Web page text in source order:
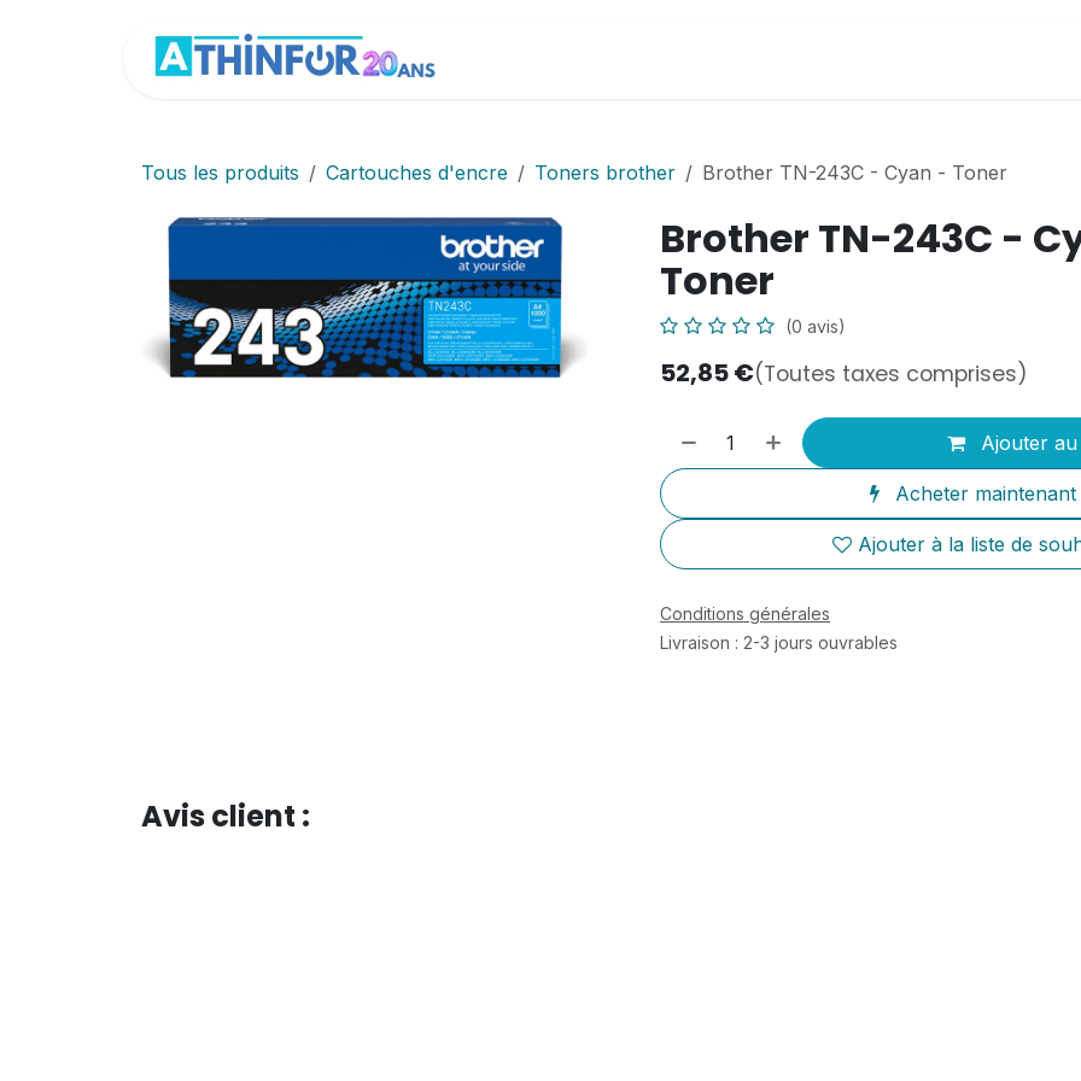
Tous les produits Cartouches d'encre Toners brother Brother TN-243C - Cyan - Toner
Brother TN-243C -
Toner
(0 avis)
52,85€(Toutes taxes comprises)
Ajouter
Acheter maintenant
Ajouter à la liste de
Conditions générales
Livraison : 2-3 jours ouvrables
Avis client :